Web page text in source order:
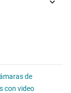
de
con video